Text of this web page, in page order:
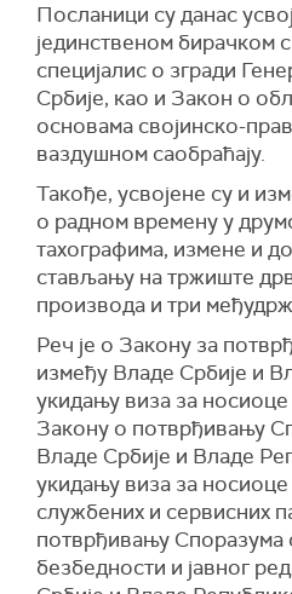
Посланици су данас
јединственом бирачком
специјалис о згради
Србије, као и Закон о
основама својинско-
ваздушном саобраћају.
Такође, усвојене су и
о радном времену у
тахографима, измене и
стављању на тржиште
производа и три
Реч је о Закону за
између Владе Србије и
укидању виза за
Закону о потврђивању
Владе Србије и Владе
укидању виза за
службених и сервисних
потврђивању Споразума
безбедности и јавног